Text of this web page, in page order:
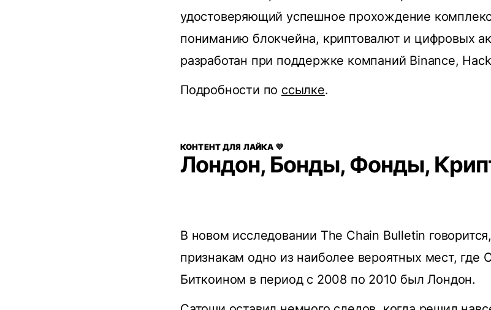
удостоверяющий успешное прохождение
пониманию блокчейна, криптовалют и цифровых
разработан при поддержке компаний Binance,
Подробности по ссылке.
КОНТЕНТ ДЛЯ ЛАЙКА 💜
Лондон, Бонды, Фонды,
В новом исследовании The Chain Bulletin
признакам одно из наиболее вероятных мест, где
Биткоином в период с 2008 по 2010 был Лондон.